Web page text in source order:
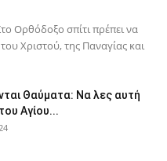
Ορθόδοξο σπίτι πρέπει να
Χριστού, της Παν­αγίας και
Θαύματα: Να λες αυτή
Αγίου...